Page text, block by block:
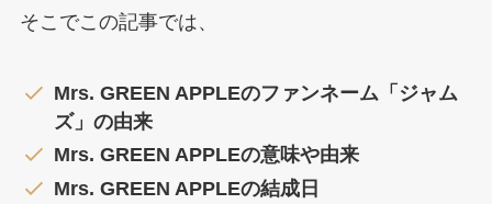
そこでこの記事では、
Mrs. GREEN APPLEのファンネーム「ジャム
ズ」の由来
Mrs. GREEN APPLEの意味や由来
Mrs. GREEN APPLEの結成日